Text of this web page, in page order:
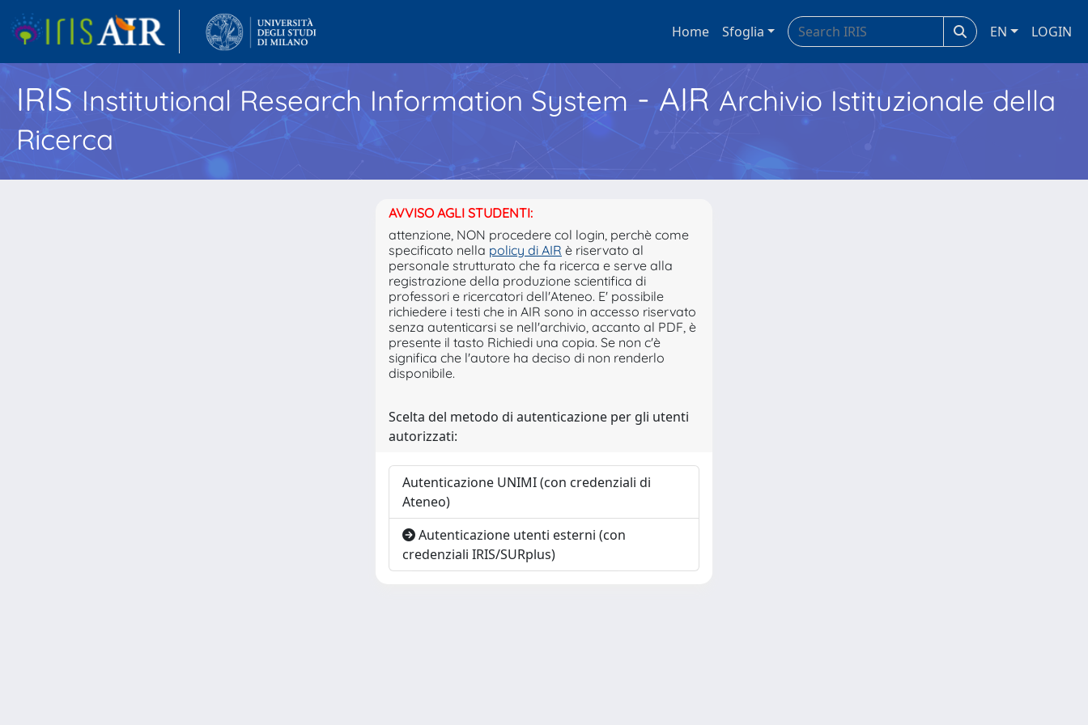
Home Sfoglia EN LOGIN
IRISInstitutional Research Information System - AIR Archivio Istituzionale della
Ricerca
AVVISO AGLI STUDENTI:
attenzione, NON procedere col login, perchè come
specificato nella policy di AIR è riservato al
personale strutturato che fa ricerca e serve alla
registrazione della produzione scientifica di
professori e ricercatori dell'Ateneo. E' possibile
richiedere i testi che in AIR sono in accesso riservato
senza autenticarsi se nell'archivio, accanto al PDF, è
presente il tasto Richiedi una copia. Se non c'è
significa che l'autore ha deciso di non renderlo
disponibile.
Scelta del metodo di autenticazione per gli utenti
autorizzati:
Autenticazione UNIMI (con credenziali di
Ateneo)
Autenticazione utenti esterni (con
credenziali IRIS/SURplus)